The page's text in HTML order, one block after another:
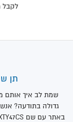
לקבל
תן
שמת לב איך אותם
גדולה בתודעה?